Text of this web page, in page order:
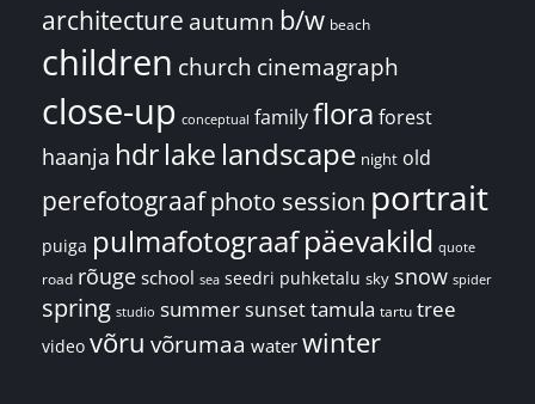
architecture autumn b/w beach
children church cinemagraph
close-up conceptual familyflora forest
haanja hdrlake landscape night old
perefotograafphoto session portrait
puiga pulmafotograafpäevakild quote
road rõuge school sea seedri puhketalu sky snow spider
spring studio summersunsettamula tartu tree
video võru võrumaa water winter